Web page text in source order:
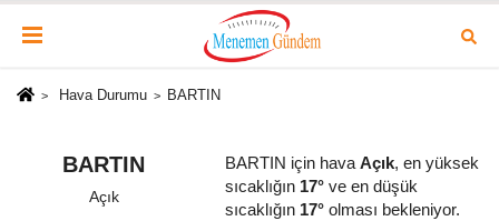
Hava Durumu BARTIN
BARTIN
Açık
BARTIN için hava Açık, en yüksek
sıcaklığın 17°ve en düşük
sıcaklığın 17°olması bekleniyor.